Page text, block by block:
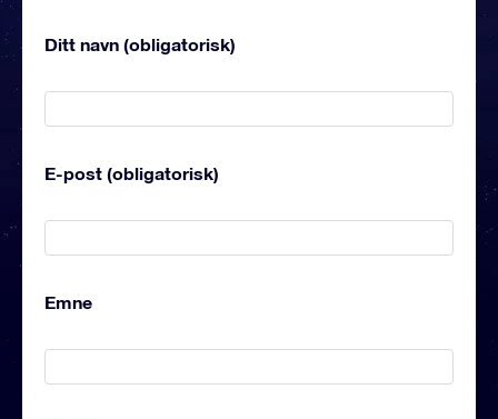
Ditt navn (obligatorisk)
E-post (obligatorisk)
Emne